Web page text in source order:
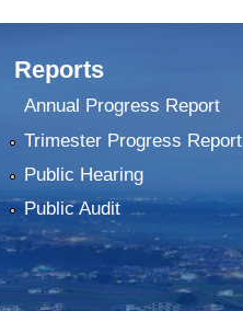
Reports
Annual Progress Report
Trimester Progress Report
Public Hearing
Public Audit